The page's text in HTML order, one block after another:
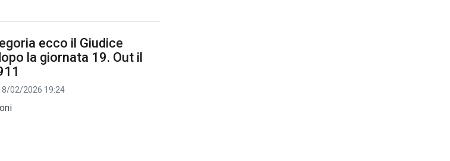
ecco il Giudice
la giornata 19. Out il
02/2026 19:24